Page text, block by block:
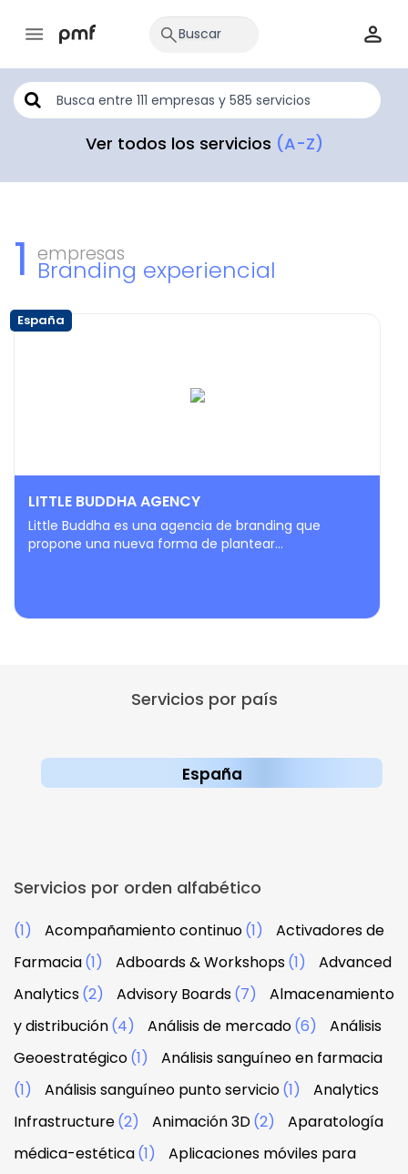
Ver todos los servicios (A-Z)
1 empresas
Branding experiencial
España
LITTLE BUDDHA AGENCY
Little Buddha es una agencia de branding que
propone una nueva forma de plantear...
Servicios por país
España
Servicios por orden alfabético
(1) Acompañamiento continuo(1)
Activadores de
Farmacia(1) Adboards & Workshops(1)
Advanced
Analytics(2) Advisory Boards(7)
Almacenamiento
y distribución(4) Análisis de mercado(6)
Análisis
Geoestratégico(1)
Análisis sanguíneo en farmacia
(1)
Análisis sanguíneo punto servicio(1)
Analytics
Infrastructure(2) Animación 3D(2)
Aparatología
médica-estética(1)
Aplicaciones móviles para